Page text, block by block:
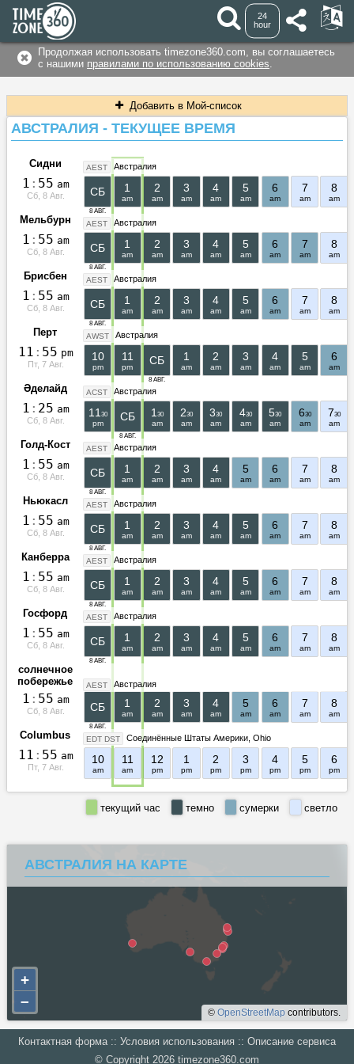
24
hour
Продолжая использовать timezone360.com, вы соглашаетесь
с нашими правилами по использованию cookies
Добавить в Мой-список
АВСТРАЛИЯ - ТЕКУЩЕЕ ВРЕМЯ
Сидни AEST Австралия
1 : 55 am
Сб, 8 Авг.
8 АВГ.
СБ 1
am
2
am
3
am
4
am
5
am
6
am
7
am
8
am
Мельбурн AEST Австралия
1 : 55 am
Сб, 8 Авг.
8 АВГ.
СБ 1
am
2
am
3
am
4
am
5
am
6
am
7
am
8
am
Брисбен AEST Австралия
1 : 55 am
Сб, 8 Авг.
8 АВГ.
СБ 1
am
2
am
3
am
4
am
5
am
6
am
7
am
8
am
Перт AWST Австралия
11 : 55 pm
Пт, 7 Авг.
10
pm
11
pm
8 АВГ.
СБ 1
am
2
am
3
am
4
am
5
am
6
am
Әделайд ACST Австралия
1 : 25 am
Сб, 8 Авг.
11 30
pm
8 АВГ.
СБ 1 30
am
230
am
330
am
430
am
530
am
630
am
730
am
Голд-Кост AEST Австралия
1 : 55 am
Сб, 8 Авг.
8 АВГ.
СБ 1
am
2
am
3
am
4
am
5
am
6
am
7
am
8
am
Ньюкасл AEST Австралия
1 : 55 am
Сб, 8 Авг.
8 АВГ.
СБ 1
am
2
am
3
am
4
am
5
am
6
am
7
am
8
am
Канберра AEST Австралия
1 : 55 am
Сб, 8 Авг.
8 АВГ.
СБ 1
am
2
am
3
am
4
am
5
am
6
am
7
am
8
am
Госфорд AEST Австралия
1 : 55 am
Сб, 8 Авг.
8 АВГ.
СБ 1
am
2
am
3
am
4
am
5
am
6
am
7
am
8
am
солнечное
побережье
AEST Австралия
1 : 55 am
Сб, 8 Авг.
8 АВГ.
СБ 1
am
2
am
3
am
4
am
5
am
6
am
7
am
8
am
Columbus EDT DST Соединённые Штаты Америки Ohio
11 : 55 am
Пт, 7 Авг.
10
am
11
am
12
pm
1
pm
2
pm
3
pm
4
pm
5
pm
6
pm
светло
сумерки
темно
текущий час
АВСТРАЛИЯ НА КАРТЕ
+
–
© OpenStreetMap contributors.
Контактная форма :: Условия использования :: Описание сервиса
‪© Copyright 2026 ‬ ‪timezone360.com‬